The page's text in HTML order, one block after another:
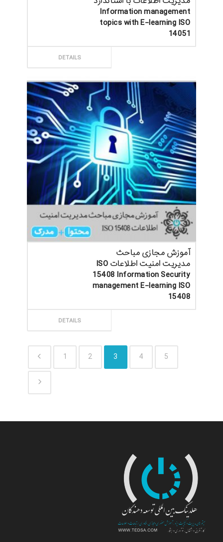
Information management
topics with E-learning ISO
14051
DETAILS
آموزش مجازی مباحث
مدیریت امنیت اطلاعات ISO
15408 Information Security
management E-learning ISO
15408
DETAILS
1 2 3 4 5